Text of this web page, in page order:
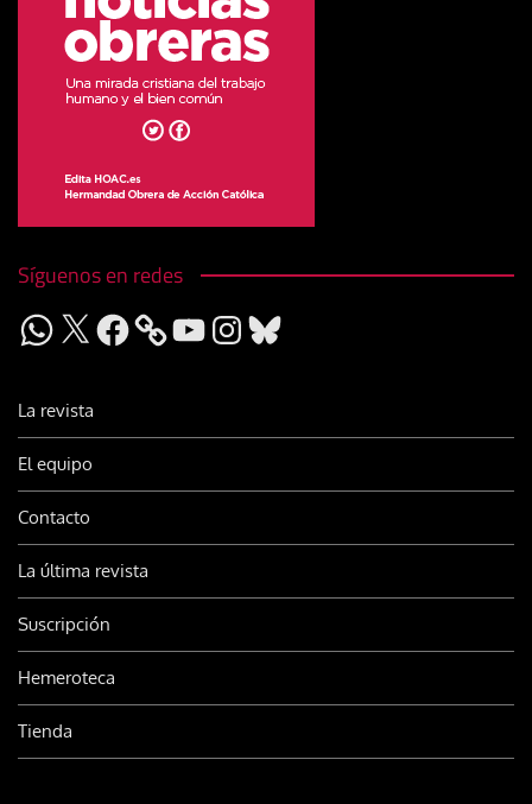
Síguenos en redes
WhatsApp
X Facebook YouTubeInstagram
Bluesky
La revista
El equipo
Contacto
La última revista
Suscripción
Hemeroteca
Tienda